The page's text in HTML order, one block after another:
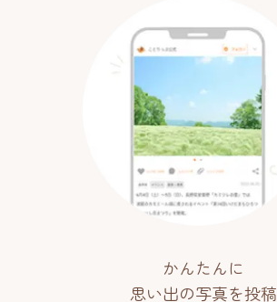
かんたんに
思い出の写真を投稿